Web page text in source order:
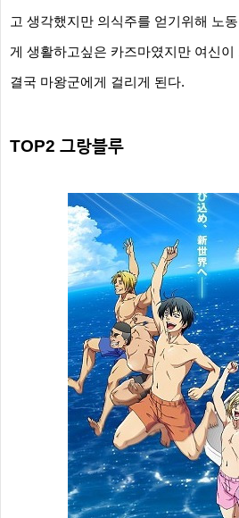
고 생각했지만 의식주를 얻기위해 노
게 생활하고싶은 카즈마였지만 여신이
결국 마왕군에게 걸리게 된다.
TOP2 그랑블루